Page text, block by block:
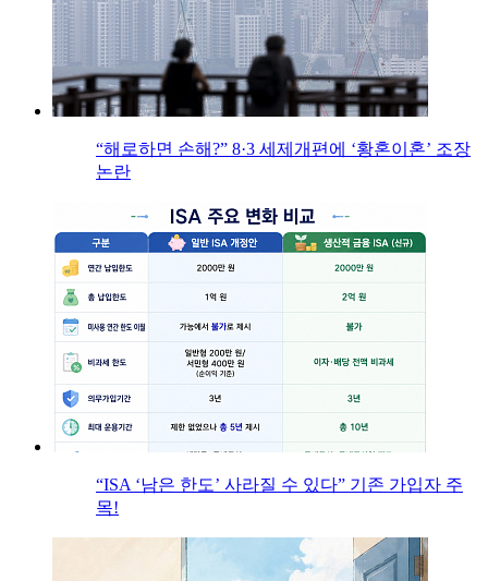
“해로하면 손해?” 8·3 세제개편에 ‘황혼이혼’ 조장
논란
“ISA ‘남은 한도’ 사라질 수 있다” 기존 가입자 주
목!